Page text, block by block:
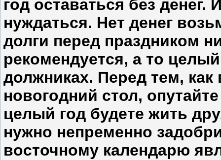
год оставаться без денег.
нуждаться. Нет денег
долги перед праздником
рекомендуется, а то
должниках. Перед тем, как
новогодний стол,
целый год будете жить
нужно непременно
восточному календарю